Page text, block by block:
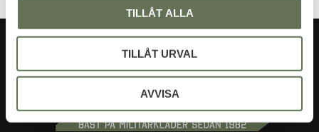
TILLÅT ALLA
TILLÅT URVAL
AVVISA